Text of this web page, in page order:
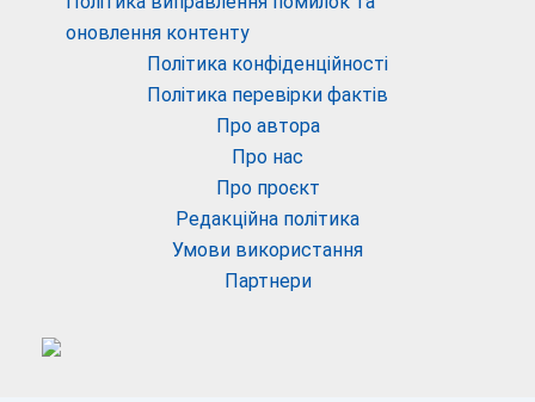
оновлення контенту
Політика конфіденційності
Політика перевірки фактів
Про автора
Про нас
Про проєкт
Редакційна політика
Умови використання
Партнери